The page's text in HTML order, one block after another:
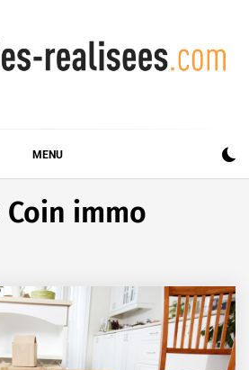
MENU
Coin immo